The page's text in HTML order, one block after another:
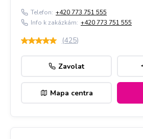
Telefon: +420 773 751 555
Info k zakázkám: +420 773 751 555
(425)
Zavolat
Mapa centra